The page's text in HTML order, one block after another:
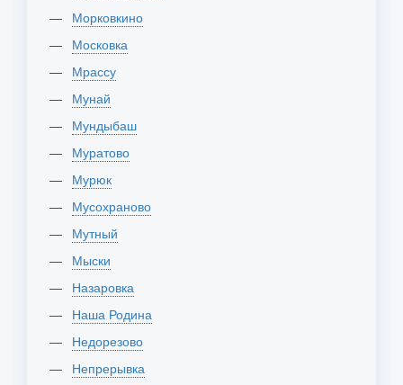
Морковкино
Московка
Мрассу
Мунай
Мундыбаш
Муратово
Мурюк
Мусохраново
Мутный
Мыски
Назаровка
Наша Родина
Недорезово
Непрерывка